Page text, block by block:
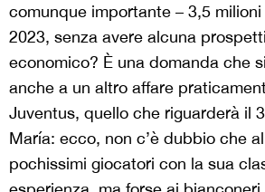
comunque importante – 3,5
2023, senza avere alcuna
economico? È una domanda che
anche a un altro affare
Juventus, quello che riguarderà il
María: ecco, non c’è dubbio che
pochissimi giocatori con la sua